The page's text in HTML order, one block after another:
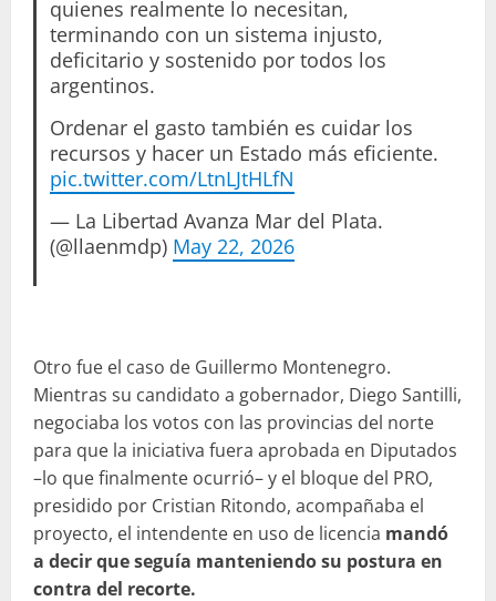
quienes realmente lo necesitan,
terminando con un sistema injusto,
deficitario y sostenido por todos los
argentinos.
Ordenar el gasto también es cuidar los
recursos y hacer un Estado más eficiente.
pic.twitter.com/LtnLJtHLfN
— La Libertad Avanza Mar del Plata.
(@llaenmdp) May 22, 2026
Otro fue el caso de Guillermo Montenegro.
Mientras su candidato a gobernador, Diego Santilli,
negociaba los votos con las provincias del norte
para que la iniciativa fuera aprobada en Diputados
–lo que finalmente ocurrió– y el bloque del PRO,
presidido por Cristian Ritondo, acompañaba el
proyecto, el intendente en uso de licencia mandó
a decir que seguía manteniendo su postura en
contra del recorte.